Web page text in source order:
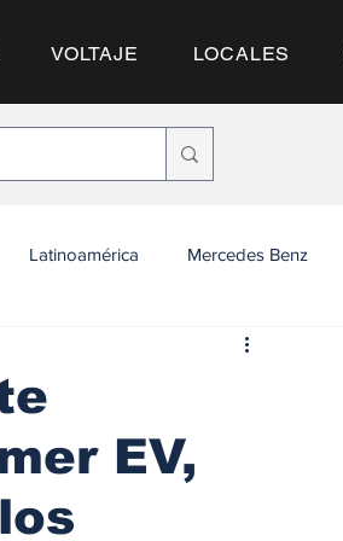
VOLTAJE LOCALES
Latinoamérica Mercedes Benz
EV,